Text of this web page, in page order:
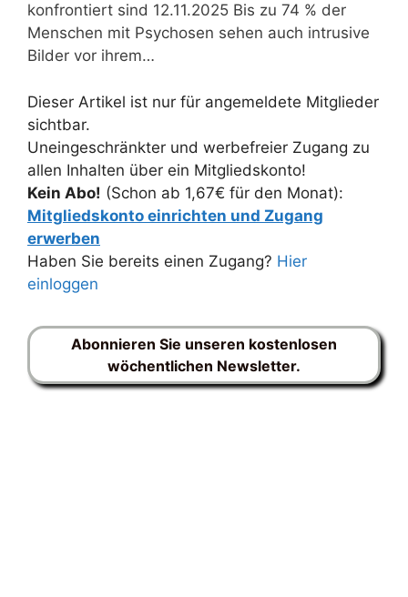
konfrontiert sind 12.11.2025 Bis zu 74 % der
Menschen mit Psychosen sehen auch intrusive
Bilder vor ihrem…
Dieser Artikel ist nur für angemeldete Mitglieder
sichtbar.
Uneingeschränkter und werbefreier Zugang zu
allen Inhalten über ein Mitgliedskonto!
Kein Abo! (Schon ab 1,67€ für den Monat):
Mitgliedskonto einrichten und Zugang
erwerben
Haben Sie bereits einen Zugang? Hier
einloggen
Abonnieren Sie unseren kostenlosen
wöchentlichen Newsletter.